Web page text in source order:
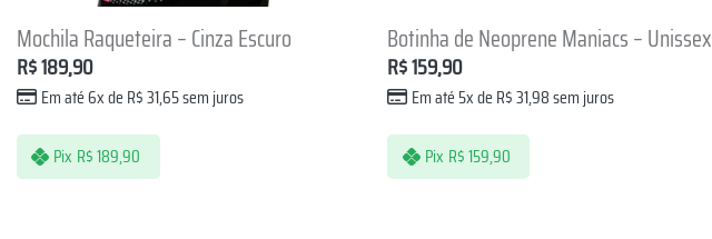
Mochila Raqueteira – Cinza Escuro
R$189,90
Em até 6x de R$31,65sem juros
Pix R$189,90
Botinha de Neoprene Maniacs – Unissex
R$159,90
Em até 5x de R$31,98sem juros
Pix R$159,90